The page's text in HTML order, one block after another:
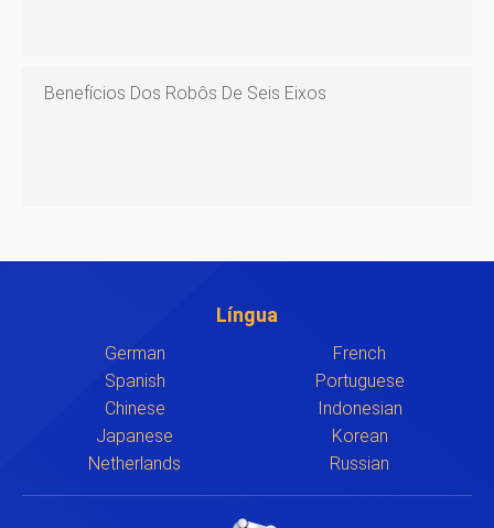
Benefícios Dos Robôs De Seis Eixos
Língua
German
French
Spanish
Portuguese
Chinese
Indonesian
Japanese
Korean
Netherlands
Russian